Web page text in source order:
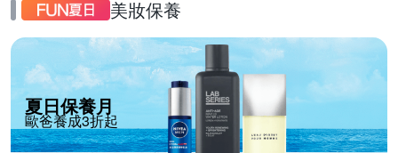
美妝保養
夏日保養月
歐爸養成3折起